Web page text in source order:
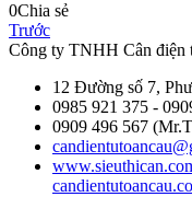
0Chia sẻ
Trước
Công ty TNHH Cân điện
12 Đường số 7,
0985 921 375 -
0909 496 567